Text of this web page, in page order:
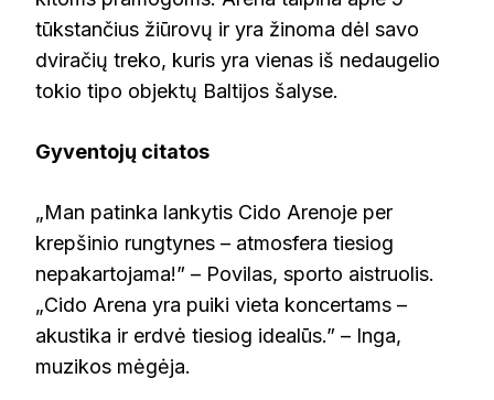
tūkstančius žiūrovų ir yra žinoma dėl savo
dviračių treko, kuris yra vienas iš nedaugelio
tokio tipo objektų Baltijos šalyse.
Gyventojų citatos
„Man patinka lankytis Cido Arenoje per
krepšinio rungtynes – atmosfera tiesiog
nepakartojama!” – Povilas, sporto aistruolis.
„Cido Arena yra puiki vieta koncertams –
akustika ir erdvė tiesiog idealūs.” – Inga,
muzikos mėgėja.